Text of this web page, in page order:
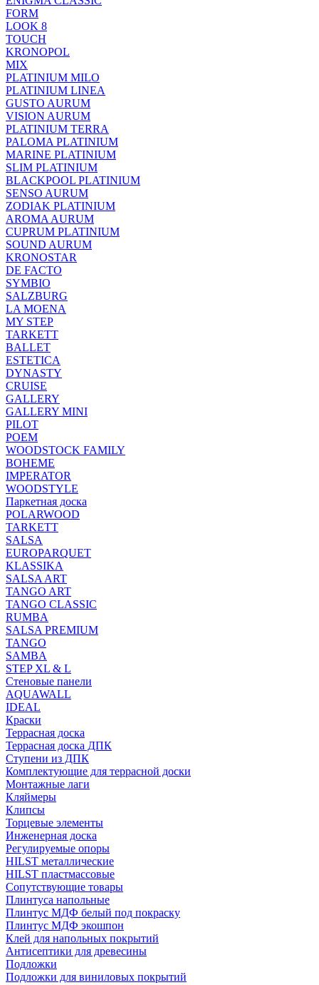
FORM
LOOK 8
TOUCH
KRONOPOL
MIX
PLATINIUM MILO
PLATINIUM LINEA
GUSTO AURUM
VISION AURUM
PLATINIUM TERRA
PALOMA PLATINIUM
MARINE PLATINIUM
SLIM PLATINIUM
BLACKPOOL PLATINIUM
SENSO AURUM
ZODIAK PLATINIUM
AROMA AURUM
CUPRUM PLATINIUM
SOUND AURUM
KRONOSTAR
DE FACTO
SYMBIO
SALZBURG
LA MOENA
MY STEP
TARKETT
BALLET
ESTETICA
DYNASTY
CRUISE
GALLERY
GALLERY MINI
PILOT
POEM
WOODSTOCK FAMILY
BOHEME
IMPERATOR
WOODSTYLE
Паркетная доска
POLARWOOD
TARKETT
SALSA
EUROPARQUET
KLASSIKA
SALSA ART
TANGO ART
TANGO CLASSIC
RUMBA
SALSA PREMIUM
TANGO
SAMBA
STEP XL & L
Стеновые панели
AQUAWALL
IDEAL
Краски
Террасная доска
Террасная доска ДПК
Ступени из ДПК
Комплектующие для террасной доски
Монтажные лаги
Кляймеры
Клипсы
Торцевые элементы
Инженерная доска
Регулируемые опоры
HILST металлические
HILST пластмассовые
Сопутствующие товары
Плинтуса напольные
Плинтус МДФ белый под покраску
Плинтус МДФ экошпон
Клей для напольных покрытий
Антисептики для древесины
Подложки
Подложки для виниловых покрытий